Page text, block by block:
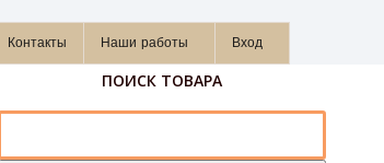
Контакты Наши работы Вход
ПОИСК ТОВАРА